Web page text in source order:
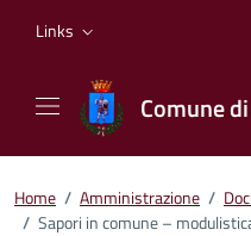
Links
Comune
Home / Amministrazione /
/ Sapori in comune –